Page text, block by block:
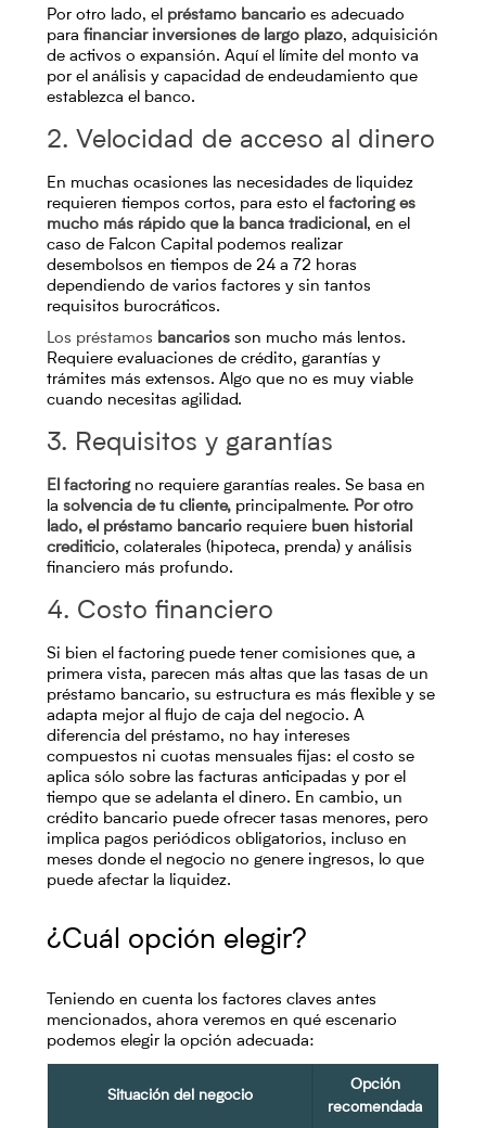
Por otro lado, el préstamo bancarioes adecuado
para financiar inversiones de largo plazo, adquisición
de activos o expansión. Aquí el límite del monto va
por el análisis y capacidad de endeudamiento que
establezca el banco.
2. Velocidad de acceso al dinero
En muchas ocasiones las necesidades de liquidez
requieren tiempos cortos, para esto el factoring es
mucho más rápido que la banca tradicional, en el
caso de Falcon Capital podemos realizar
desembolsos en tiempos de 24 a 72 horas
dependiendo de varios factores y sin tantos
requisitos burocráticos.
Los préstamos bancariosson mucho más lentos.
Requiere evaluaciones de crédito, garantías y
trámites más extensos. Algo que no es muy viable
cuando necesitas agilidad.
3. Requisitos y garantías
El factoringno requiere garantías reales. Se basa en
la solvencia de tu cliente, principalmente. Por otro
lado, el préstamo bancariorequiere buen historial
crediticio, colaterales (hipoteca, prenda) y análisis
financiero más profundo.
4. Costo financiero
Si bien el factoring puede tener comisiones que, a
primera vista, parecen más altas que las tasas de un
préstamo bancario, su estructura es más flexible y se
adapta mejor al flujo de caja del negocio. A
diferencia del préstamo, no hay intereses
compuestos ni cuotas mensuales fijas: el costo se
aplica sólo sobre las facturas anticipadas y por el
tiempo que se adelanta el dinero. En cambio, un
crédito bancario puede ofrecer tasas menores, pero
implica pagos periódicos obligatorios, incluso en
meses donde el negocio no genere ingresos, lo que
puede afectar la liquidez.
¿Cuál opción elegir?
Teniendo en cuenta los factores claves antes
mencionados, ahora veremos en qué escenario
podemos elegir la opción adecuada:
Situación del negocio
Opción
recomendada